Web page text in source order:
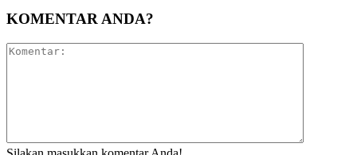
KOMENTAR ANDA?